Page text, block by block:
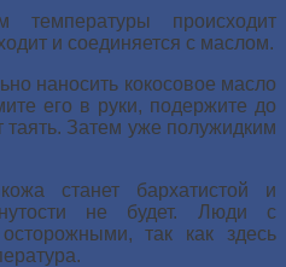
происходит
и соединяется с маслом.
наносить кокосовое масло
его в руки, подержите до
таять. Затем уже полужидким
станет бархатистой и
не будет. Люди с
так как здесь